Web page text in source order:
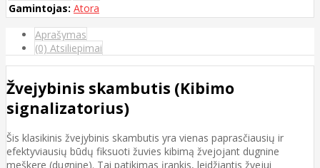
Gamintojas: Atora
Aprašymas
(0) Atsiliepimai
Žvejybinis skambutis (Kibimo
signalizatorius)
Šis klasikinis žvejybinis skambutis yra vienas paprasčiausių ir
efektyviausių būdų fiksuoti žuvies kibimą žvejojant dugnine
meškere (dugnine). Tai patikimas įrankis, leidžiantis žvejui